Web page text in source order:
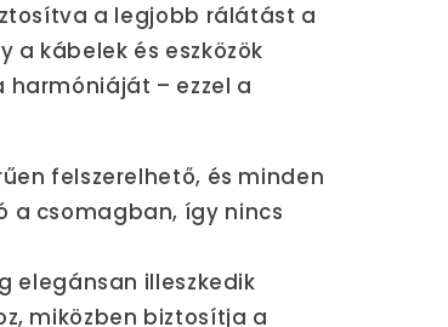
a legjobb rálátást a
a kábelek és eszközök
harmóniáját – ezzel a
felszerelhető, és minden
a csomagban, így nincs
elegánsan illeszkedik
miközben biztosítja a